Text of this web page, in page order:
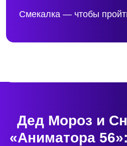
Дед Мороз и
«Аниматора